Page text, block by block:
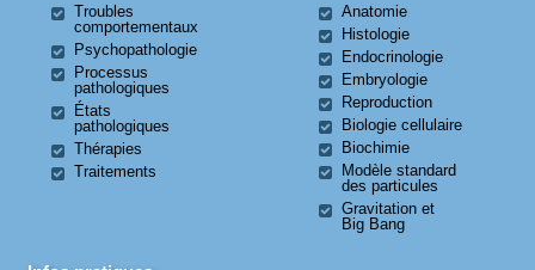
Troubles
comportementaux
Psychopathologie
Processus
pathologiques
États
pathologiques
Thérapies
Traitements
Anatomie
Histologie
Endocrinologie
Embryologie
Reproduction
Biologie cellulaire
Biochimie
Modèle standard
des particules
Gravitation et
Big Bang